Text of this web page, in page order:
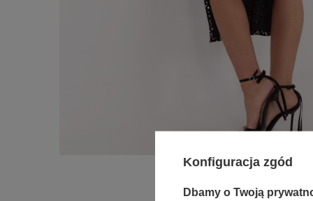
Konfiguracja zgód
Dbamy o Twoją